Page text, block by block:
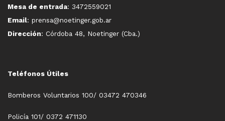
Mesa de entrada: 3472559021
Email: prensa@noetinger.gob.ar
Dirección: Córdoba 48, Noetinger (Cba.)
Teléfonos Útiles
Bomberos Voluntarios 100/ 03472 470346
Policía 101/ 0372 471130